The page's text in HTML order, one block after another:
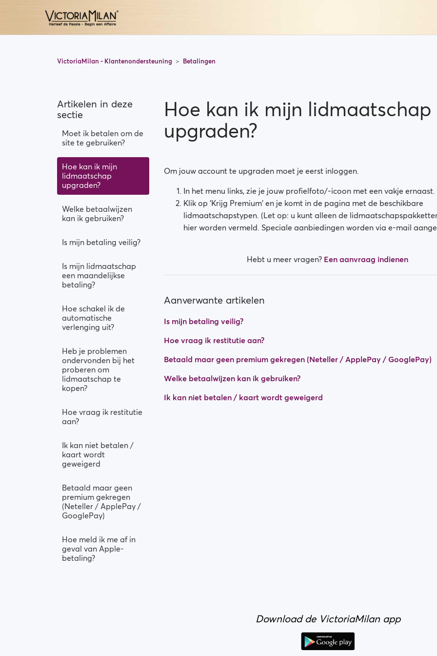
VictoriaMilan - Klantenondersteuning Betalingen
Artikelen in deze
sectie
Moet ik betalen om de
site te gebruiken?
Hoe kan ik mijn
lidmaatschap
upgraden?
Welke betaalwijzen
kan ik gebruiken?
Is mijn betaling veilig?
Is mijn lidmaatschap
een maandelijkse
betaling?
Hoe schakel ik de
automatische
verlenging uit?
Heb je problemen
ondervonden bij het
proberen om
lidmaatschap te
kopen?
Hoe vraag ik restitutie
aan?
Ik kan niet betalen /
kaart wordt
geweigerd
Betaald maar geen
premium gekregen
(Neteller / ApplePay /
GooglePay)
Hoe meld ik me af in
geval van Apple-
betaling?
Hoe kan ik mijn lidmaatschap
upgraden?
Om jouw account te upgraden moet je eerst inloggen.
In het menu links, zie je jouw profielfoto/-icoon met een vakje ernaast.
Klik op 'Krijg Premium' en je komt in de pagina met de beschikbare
lidmaatschapstypen. (Let op: u kunt alleen de
hier worden vermeld. Speciale aanbiedingen worden via e-mail
Hebt u meer vragen? Een aanvraag indienen
Aanverwante artikelen
Is mijn betaling veilig?
Hoe vraag ik restitutie aan?
Betaald maar geen premium gekregen (Neteller / ApplePay / GooglePay)
Welke betaalwijzen kan ik gebruiken?
Ik kan niet betalen / kaart wordt geweigerd
Download de VictoriaMilan app